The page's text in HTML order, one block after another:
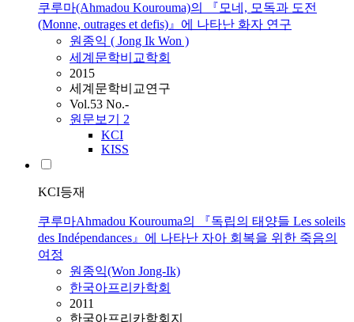
쿠루마(Ahmadou Kourouma)의 『모네, 모독과 도전
(Monne, outrages et defis)』에 나타난 화자 연구
원종익 ( Jong Ik Won )
세계문학비교학회
2015
세계문학비교연구
Vol.53 No.-
원문보기 2
KCI
KISS
KCI등재
쿠루마Ahmadou Kourouma의 『독립의 태양들 Les soleils
des Indépendances』에 나타난 자아 회복을 위한 죽음의
여정
원종익(Won Jong-Ik)
한국아프리카학회
2011
한국아프리카학회지